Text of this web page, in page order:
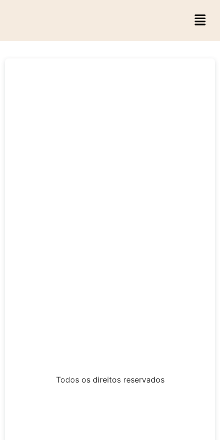
Todos os direitos reservados